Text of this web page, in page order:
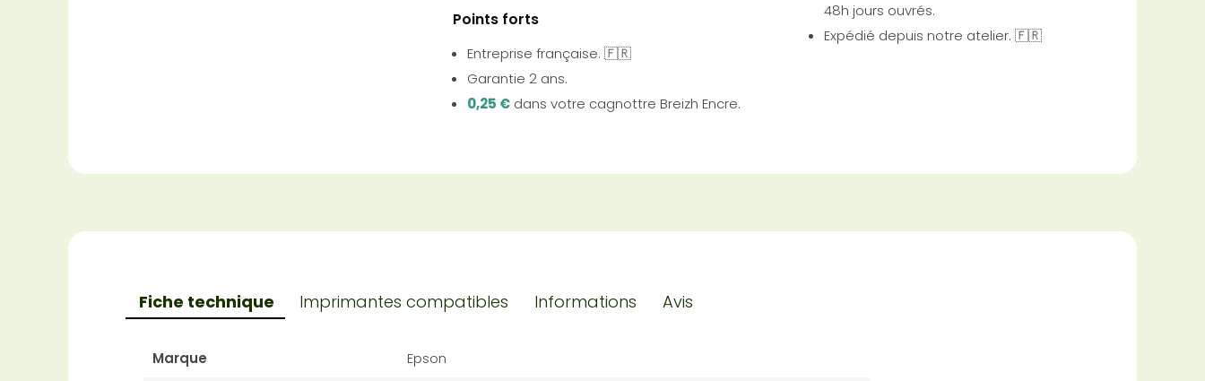
Points forts
Entreprise française. 🇫🇷
Garantie 2 ans.
0,25 € dans votre cagnottre Breizh Encre.
48h jours ouvrés.
Expédié depuis notre atelier. 🇫🇷
Fiche technique Imprimantes compatibles Informations Avis
Marque Epson